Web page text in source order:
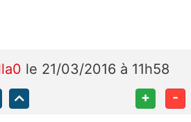
le 21/03/2016 à 11h58
+ -